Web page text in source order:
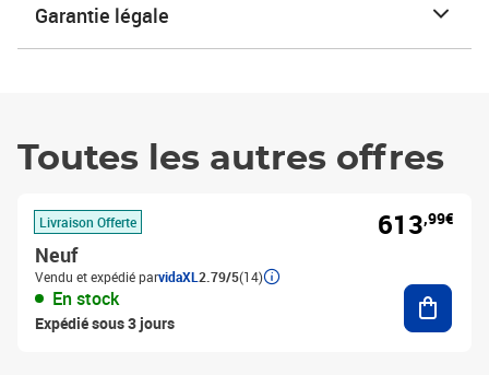
Garantie légale
Toutes les autres offres
Livraison Offerte
Neuf
Vendu et expédié parvidaXL 2.79/5(14)
En stock
Expédié sous 3 jours
613,99€